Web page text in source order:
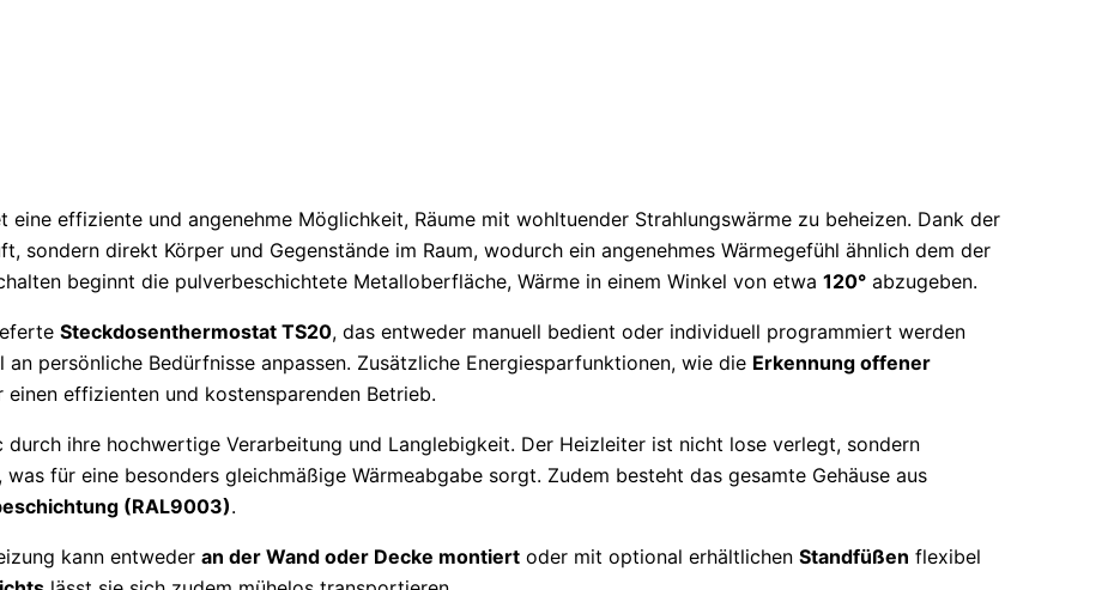
eine effiziente und angenehme Möglichkeit, Räume mit wohltuender Strahlungswärme zu beheizen. Dank der
sondern direkt Körper und Gegenstände im Raum, wodurch ein angenehmes Wärmegefühl ähnlich dem der
beginnt die pulverbeschichtete Metalloberfläche, Wärme in einem Winkel von etwa 120° abzugeben.
Steckdosenthermostat TS20, das entweder manuell bedient oder individuell programmiert werden
persönliche Bedürfnisse anpassen. Zusätzliche Energiesparfunktionen, wie die Erkennung offener
einen effizienten und kostensparenden Betrieb.
durch ihre hochwertige Verarbeitung und Langlebigkeit. Der Heizleiter ist nicht lose verlegt, sondern
für eine besonders gleichmäßige Wärmeabgabe sorgt. Zudem besteht das gesamte Gehäuse aus
(RAL9003).
kann entweder an der Wand oder Decke montiert oder mit optional erhältlichen Standfüßen flexibel